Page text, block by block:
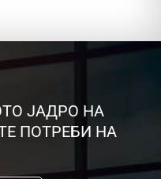
ЈАДРО НА
ПОТРЕБИ НА